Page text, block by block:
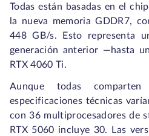
Todas están basadas en el
la nueva memoria GDDR7,
448 GB/s. Esto representa
generación anterior —hasta
RTX 4060 Ti.
Aunque todas
especificaciones técnicas
con 36 multiprocesadores de
RTX 5060 incluye 30. Las